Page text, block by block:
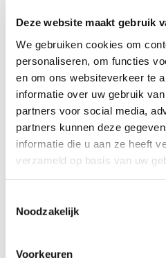
Deze website maakt gebruik
We gebruiken cookies om
personaliseren, om functies
en om ons websiteverkeer te
informatie over uw gebruik
partners voor social media,
partners kunnen deze
informatie die u aan ze heeft
verzameld op basis van uw
Noodzakelijk
Voorkeuren
nieuwe vriendschappen uit.
Profiel
We zijn op zoek naar een
Eindhoven:
Dat bij voorkeur uit
Dat het leuk vindt
Wil je meer